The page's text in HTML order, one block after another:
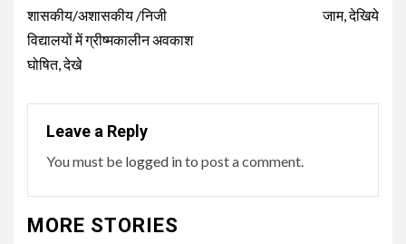
शासकीय/अशासकीय /निजी
विद्यालयों में ग्रीष्मकालीन अवकाश
घोषित, देखे
जाम, देखिये
Leave a Reply
You must be logged into post a comment.
MORE STORIES